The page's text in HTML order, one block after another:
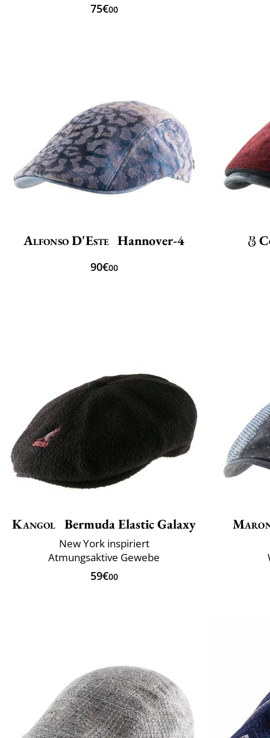
75€00
Alfonso D'Este Hannover-4
90€00
Kangol Bermuda Elastic Galaxy
New York inspiriert
Atmungsaktive Gewebe
59€00